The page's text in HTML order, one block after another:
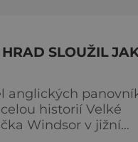
Původně se v
SLOUŽIL
anglických
historií Velké